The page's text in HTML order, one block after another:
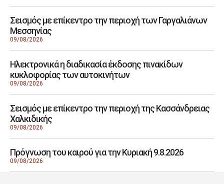
Σεισμός με επίκεντρο την περιοχή των Γαργαλιάνων
Μεσσηνίας
09/08/2026
Ηλεκτρονικά η διαδικασία έκδοσης πινακίδων
κυκλοφορίας των αυτοκινήτων
09/08/2026
Σεισμός με επίκεντρο την περιοχή της Κασσάνδρειας
Χαλκιδικής
09/08/2026
Πρόγνωση του καιρού για την Κυριακή 9.8.2026
09/08/2026